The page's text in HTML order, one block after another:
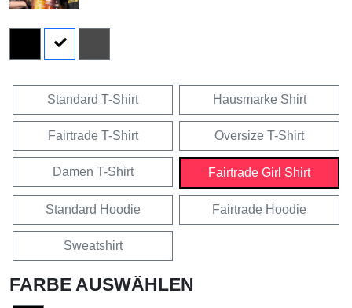
Standard T-Shirt Hausmarke Shirt
Fairtrade T-Shirt Oversize T-Shirt
Damen T-Shirt Fairtrade Girl Shirt
Standard Hoodie Fairtrade Hoodie
Sweatshirt
FARBE AUSWÄHLEN